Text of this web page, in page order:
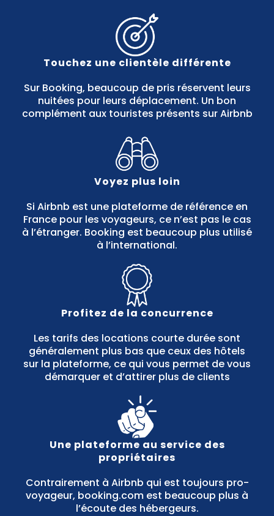
Touchez une clientèle différente
Sur Booking, beaucoup de pris réservent leurs
nuitées pour leurs déplacement. Un bon
complément aux touristes présents sur Airbnb
Voyez plus loin
Si Airbnb est une plateforme de référence en
France pour les voyageurs, ce n’est pas le cas
à l’étranger. Booking est beaucoup plus utilisé
à l’international.
Profitez de la concurrence
Les tarifs des locations courte durée sont
généralement plus bas que ceux des hôtels
sur la plateforme, ce qui vous permet de vous
démarquer et d’attirer plus de clients
Une plateforme au service des
propriétaires
Contrairement à Airbnb qui est toujours pro-
voyageur, booking.com est beaucoup plus à
l’écoute des hébergeurs.